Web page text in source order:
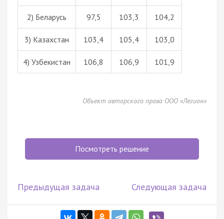
2) Беларусь 97,5 103,3 104,2
3) Казахстан 103,4 105,4 103,0
4) Узбекистан 106,8 106,9 101,9
Объект авторского права ООО «Легион»
Посмотреть решение
Предыдущая задача Следующая задача